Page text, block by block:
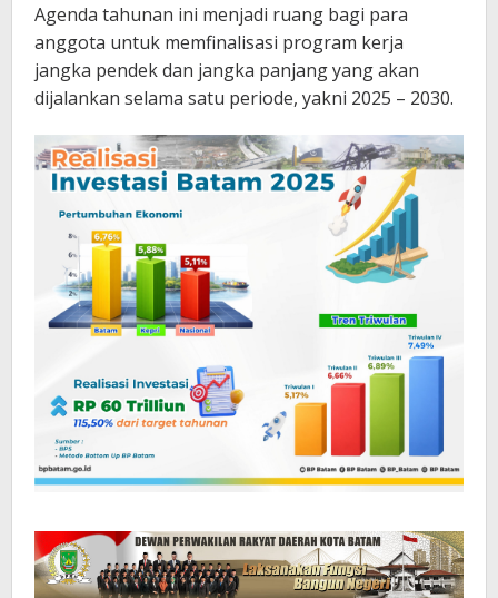
Agenda tahunan ini menjadi ruang bagi para
anggota untuk memfinalisasi program kerja
jangka pendek dan jangka panjang yang akan
dijalankan selama satu periode, yakni 2025 – 2030.